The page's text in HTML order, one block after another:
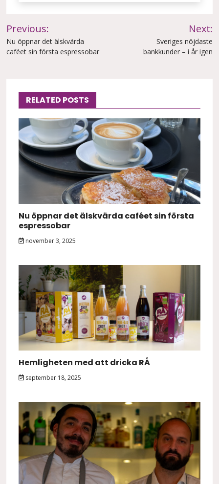
Inläggsnavigering
Previous:
Nu öppnar det älskvärda
caféet sin första espressobar
Next:
Sveriges nöjdaste
bankkunder – i år igen
RELATED POSTS
Nu öppnar det älskvärda caféet sin första
espressobar
november 3, 2025
Hemligheten med att dricka RÅ
september 18, 2025